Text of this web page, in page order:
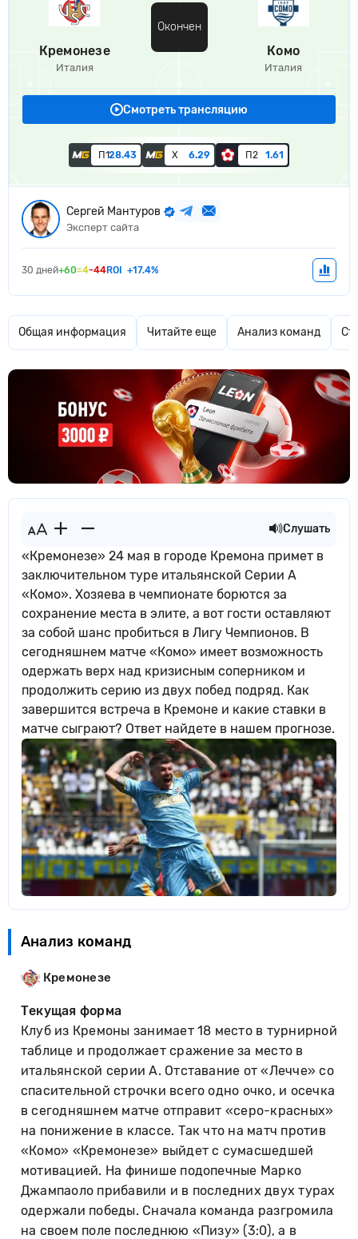
Кремонезе
Италия
Окончен
Комо
Италия
Смотреть трансляцию
П128.43 Х 6.29 П2 1.61
Сергей Мантуров
Эксперт сайта
30 дней+60=4-44ROI +17.4%
Общая информация Читайте еще Анализ команд
Слушать
«Кремонезе» 24 мая в городе Кремона примет в
заключительном туре итальянской Серии А
«Комо». Хозяева в чемпионате борются за
сохранение места в элите, а вот гости оставляют
за собой шанс пробиться в Лигу Чемпионов. В
сегодняшнем матче «Комо» имеет возможность
одержать верх над кризисным соперником и
продолжить серию из двух побед подряд. Как
завершится встреча в Кремоне и какие ставки в
матче сыграют? Ответ найдете в нашем прогнозе.
Анализ команд
Кремонезе
Текущая форма
Клуб из Кремоны занимает 18 место в турнирной
таблице и продолжает сражение за место в
итальянской серии А. Отставание от «Лечче» со
спасительной строчки всего одно очко, и осечка
в сегодняшнем матче отправит «серо-красных»
на понижение в классе. Так что на матч против
«Комо» «Кремонезе» выйдет с сумасшедшей
мотивацией. На финише подопечные Марко
Джампаоло прибавили и в последних двух турах
одержали победы. Сначала команда разгромила
на своем поле последнюю «Пизу» (3:0), а в